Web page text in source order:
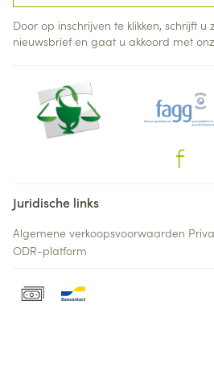
Door op inschrijven te klikken, schrijft u
nieuwsbrief en gaat u akkoord met
Juridische links
Algemene verkoopsvoorwaarden
ODR-platform